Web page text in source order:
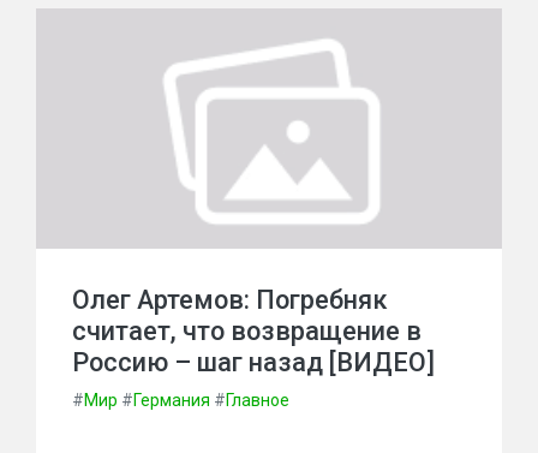
Олег Артемов: Погребняк
считает, что возвращение в
Россию – шаг назад [ВИДЕО]
#Мир #Германия #Главное